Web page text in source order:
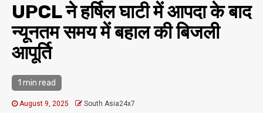
UPCL ने हर्षिल घाटी में आपदा के बाद
न्यूनतम समय में बहाल की बिजली
आपूर्ति
1 min read
August 9, 2025 South Asia24x7